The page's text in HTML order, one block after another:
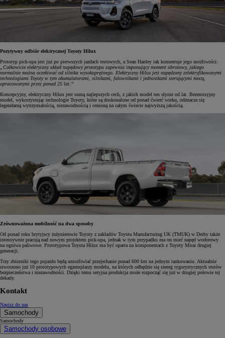
Pozytywny odbiór elektrycznej Toyoty Hilux
Prototyp pick-upa jest już po pierwszych jazdach testowych, a Sean Hanley tak komentuje jego możliwości:
„Całkowicie elektryczny układ napędowy prototypu zapewnia imponujący moment obrotowy, jakiego
normalnie można oczekiwać od silnika wysokoprężnego. Elektryczny Hilux jest napędzany zelektryfikowanymi
technologiami Toyoty w tym akumulatorami, silnikami, falownikami i jednostkami sterującymi mocą,
opracowanymi przez ponad 25 lat.”
Koncepcyjny, elektryczny Hilux jest sumą najlepszych cech, z jakich model ten słynie od lat. Bezemisyjny
model, wykorzystując technologie Toyoty, które są doskonalone od ponad ćwierć wieku, odznacza się
legendarną wytrzymałością, niezawodnością i cenioną na całym świecie najwyższą jakością.
Zrównoważona mobilność na dwa sposoby
Od ponad roku brytyjscy inżynierowie Toyoty z zakładów Toyota Manufacturing UK (TMUK) w Derby także
intensywnie pracują nad nowym projektem pick-upa, jednak w tym przypadku ma on mieć napęd wodorowy
na ogniwa paliwowe. Prototypowa Toyota Hilux ma być oparta na komponentach z Toyoty Mirai drugiej
generacji.
Trzy zbiorniki tego pojazdu będą umożliwiać przejechanie ponad 600 km na jednym tankowaniu. Aktualnie
stworzono już 10 prototypowych egzemplarzy modelu, na których odbędzie się szereg rygorystycznych testów
bezpieczeństwa i niezawodności. Dzięki temu seryjna produkcja może rozpocząć się już w drugiej połowie tej
dekady.
Kontakt
Napisz do nas
Samochody
Samochody
Samochody osobowe